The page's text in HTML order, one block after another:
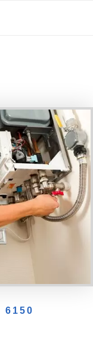
6150